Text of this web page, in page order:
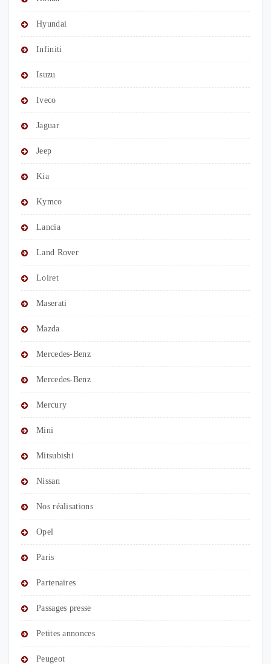
Hyundai
Infiniti
Isuzu
Iveco
Jaguar
Jeep
Kia
Kymco
Lancia
Land Rover
Loiret
Maserati
Mazda
Mercedes-Benz
Mercedes-Benz
Mercury
Mini
Mitsubishi
Nissan
Nos réalisations
Opel
Paris
Partenaires
Passages presse
Petites annonces
Peugeot